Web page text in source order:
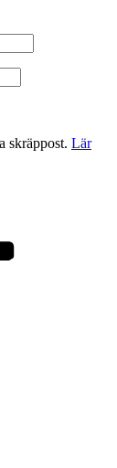
skräppost. Lär